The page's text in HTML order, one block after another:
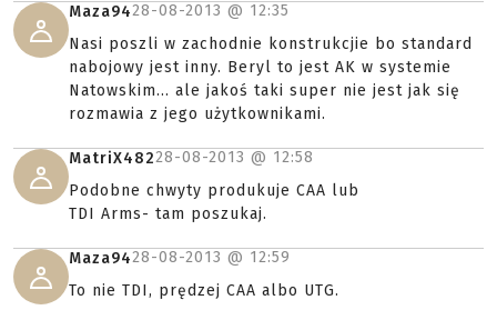
Maza9428-08-2013 @ 12:35
Nasi poszli w zachodnie konstrukcjie bo standard
nabojowy jest inny. Beryl to jest AK w systemie
Natowskim... ale jakoś taki super nie jest jak się
rozmawia z jego użytkownikami.
MatriX48228-08-2013 @ 12:58
Podobne chwyty produkuje CAA lub
TDI Arms- tam poszukaj.
Maza9428-08-2013 @ 12:59
To nie TDI, prędzej CAA albo UTG.